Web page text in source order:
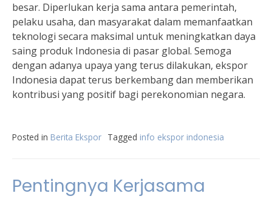
besar. Diperlukan kerja sama antara pemerintah,
pelaku usaha, dan masyarakat dalam memanfaatkan
teknologi secara maksimal untuk meningkatkan daya
saing produk Indonesia di pasar global. Semoga
dengan adanya upaya yang terus dilakukan, ekspor
Indonesia dapat terus berkembang dan memberikan
kontribusi yang positif bagi perekonomian negara.
Posted in Berita Ekspor Tagged info ekspor indonesia
Pentingnya Kerjasama